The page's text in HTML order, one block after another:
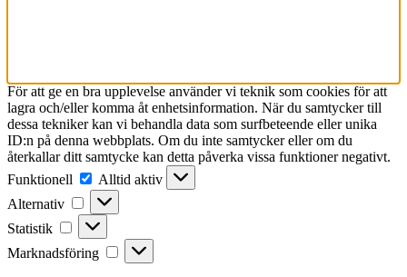
För att ge en bra upplevelse använder vi teknik som cookies för att
lagra och/eller komma åt enhetsinformation. När du samtycker till
dessa tekniker kan vi behandla data som surfbeteende eller unika
ID:n på denna webbplats. Om du inte samtycker eller om du
återkallar ditt samtycke kan detta påverka vissa funktioner negativt.
Funktionell
Funktionell
Alltid aktiv
Alternativ
Alternativ
Statistik Statistik
Marknadsföring Marknadsföring